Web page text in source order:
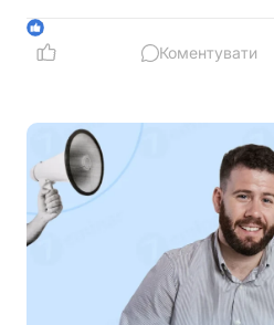
базові ставки, а за потреби
подати до декларації
1
Коментувати